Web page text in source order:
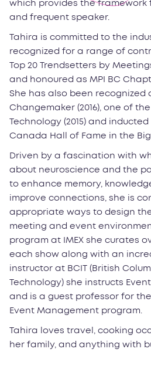
which provides the framework
and frequent speaker.
Tahira is committed to the
recognized for a range of
Top 20 Trendsetters by
and honoured as MPI BC
She has also been recognized
Changemaker (2016), one of
Technology (2015) and
Canada Hall of Fame in the Big
Driven by a fascination with
about neuroscience and the
to enhance memory,
improve connections, she is
appropriate ways to design
meeting and event
program at IMEX she curates
each show along with an
instructor at BCIT (British
Technology) she instructs
and is a guest professor for the
Event Management program.
Tahira loves travel, cooking
her family, and anything with